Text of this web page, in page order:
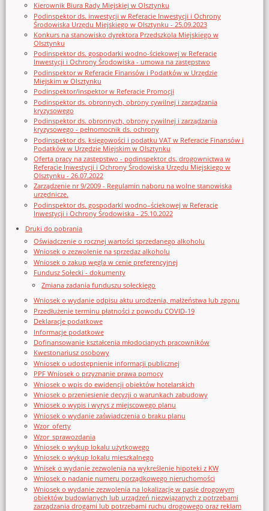
Kierownik Biura Rady Miejskiej w Olsztynku
Podinspektor ds. inwestycji w Referacie Inwestycji i Ochrony
Środowiska Urzędu Miejskiego w Olsztynku - 25.09.2023
Konkurs na stanowisko dyrektora Przedszkola Miejskiego w
Olsztynku
Podinspektor ds. gospodarki wodno-ściekowej w Referacie
Inwestycji i Ochrony Środowiska - umowa na zastępstwo
Podinspektor w Referacie Finansów i Podatków w Urzędzie
Miejskim w Olsztynku
Podinspektor/inspektor w Referacie Promocji
Podinspektor ds. obronnych, obrony cywilnej i zarządzania
kryzysowego
Podinspektor ds. obronnych, obrony cywilnej i zarządzania
kryzysowego - pełnomocnik ds. ochrony
Podinspektor ds. księgowości i podatku VAT w Referacie Finansów i
Podatków w Urzędzie Miejskim w Olsztynku
Oferta pracy na zastępstwo - podinspektor ds. drogownictwa w
Referacie Inwestycji i Ochrony Środowiska Urzędu Miejskiego w
Olsztynku - 26.07.2022
Zarządzenie nr 9/2009 - Regulamin naboru na wolne stanowiska
urzędnicze.
Podinspektor ds. gospodarki wodno–ściekowej w Referacie
Inwestycji i Ochrony Środowiska - 25.10.2022
Druki do pobrania
Oświadczenie o rocznej wartości sprzedanego alkoholu
Wniosek o zezwolenie na sprzedaz alkoholu
Wniosek o zakup węgla w cenie preferencyjnej
Fundusz Sołecki - dokumenty
Zmiana zadania funduszu sołeckiego
Wniosek o wydanie odpisu aktu urodzenia, małżeństwa lub zgonu
Przedłużenie terminu płatności z powodu COVID-19
Deklaracje podatkowe
Informacje podatkowe
Dofinansowanie kształcenia młodocianych pracowników
Kwestonariusz osobowy
Wniosek o udostępnienie informacji publicznej
PPF Wniosek o przyznanie prawa pomocy
Wniosek o wpis do ewidencji obiektów hotelarskich
Wniosek o przeniesienie decyzji o warunkach zabudowy
Wniosek o wypis i wyrys z miejscowego planu
Wniosek o wydanie zaświadczenia o braku planu
Wzor_oferty
Wzor_sprawozdania
Wniosek o wykup lokalu użytkowego
Wniosek o wykup lokalu mieszkalnego
Wnisek o wydanie zezwolenia na wykreślenie hipoteki z KW
Wniosek o nadanie numeru porządkowego nieruchomości
Wniosek o wydanie zezwolenia na lokalizację w pasie drogowym
obiektów budowlanych lub urządzeń niezwiązanych z potrzebami
zarządzania drogami lub potrzebami ruchu drogowego oraz reklam